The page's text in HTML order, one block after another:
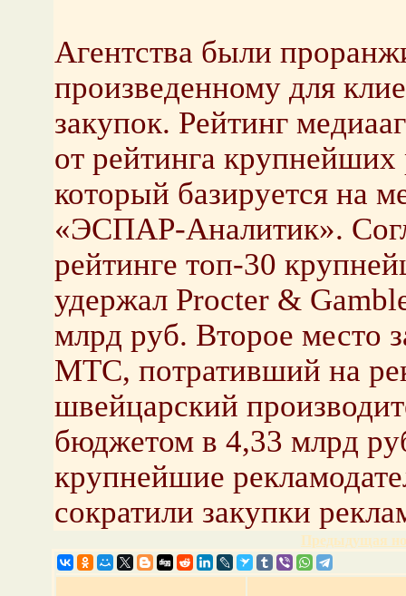
Агентства были
произведенному для
закупок. Рейтинг
от рейтинга
который базируется на
«ЭСПАР-Аналитик».
рейтинге топ-30
удержал Procter &
млрд руб. Второе место
МТС, потративший на
швейцарский
бюджетом в 4,33 млрд
крупнейшие
сократили закупки
Предыдущая